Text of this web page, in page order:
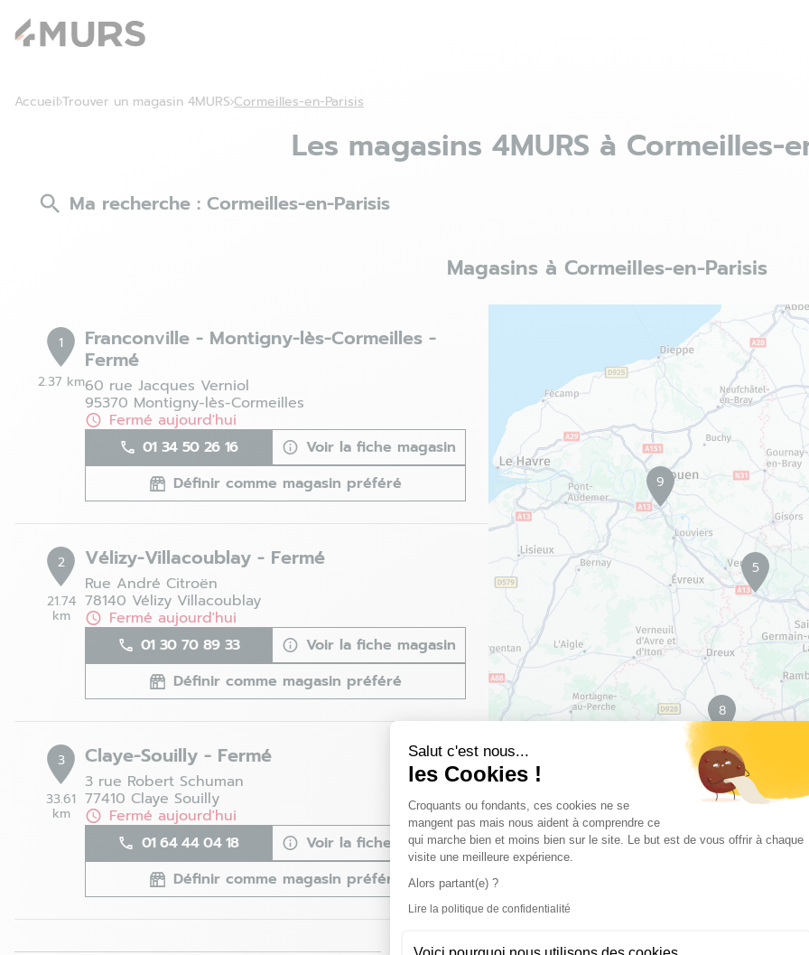
Salut c'est nous...
les Cookies !
Plateforme de Gestion du
Croquants ou fondants, ces cookies ne se
mangent pas mais nous aident à comprendre ce
qui marche bien et moins bien sur le site. Le but est de vous offrir à chaque
visite une meilleure expérience.
Alors partant(e) ?
Lire la politique de confidentialitéAxeptio consent
Accueil Trouver un magasin 4MURS Cormeilles-en-Parisis
Les magasins 4MURS à Cormeilles-
Ma recherche : Cormeilles-en-Parisis
Magasins à Cormeilles-en-Parisis
1
2.37 km
Franconville - Montigny-lès-Cormeilles -
Fermé
60 rue Jacques Verniol
95370 Montigny-lès-Cormeilles
Fermé aujourd'hui
01 34 50 26 16
Voir la fiche magasin
Définir comme magasin préféré
2
21.74
km
Vélizy-Villacoublay - Fermé
Rue André Citroën
78140 Vélizy Villacoublay
Fermé aujourd'hui
01 30 70 89 33
Voir la fiche magasin
Définir comme magasin préféré
3
33.61
km
Claye-Souilly - Fermé
3 rue Robert Schuman
77410 Claye Souilly
Fermé aujourd'hui
01 64 44 04 18
Voir la fiche magasin
Définir comme magasin préféré
9
8
5